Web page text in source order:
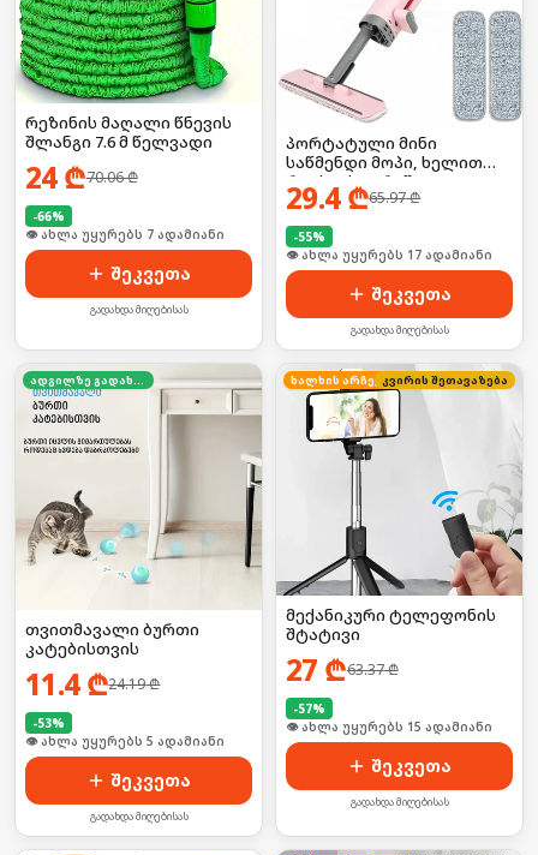
რეზინის მაღალი წნევის
შლანგი 7.6 მ წელვადი
24₾70.06₾
-66%
🛒 ბოლო 24სთ-ში იყიდა 10-მა
შეკვეთა
გადახდა მიღებისას
პორტატული მინი
საწმენდი მოპი, ხელით
რეცხვის გარეშე
29.4₾65.97₾
-55%
🛒 ბოლო 24სთ-ში იყიდა 25-მა
შეკვეთა
გადახდა მიღებისას
ადგილზე გადახდა
თვითმავალი ბურთი
კატებისთვის
11.4₾24.19₾
-53%
🛒 ბოლო 24სთ-ში იყიდა 11-მა
შეკვეთა
გადახდა მიღებისას
ხალხის არჩევანი
კვირის შეთავაზება
მექანიკური ტელეფონის
შტატივი
27 ₾63.37₾
-57%
🛒 ბოლო 24სთ-ში იყიდა 19-მა
შეკვეთა
გადახდა მიღებისას